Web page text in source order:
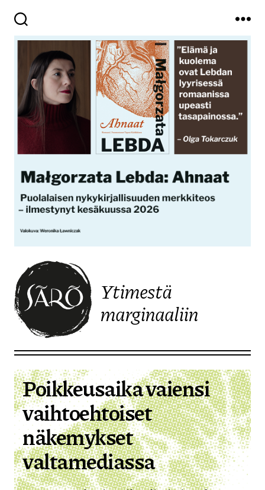
Ytimestä
marginaaliin
Poikkeusaika vaiensi
vaihtoehtoiset
näkemykset
valtamediassa